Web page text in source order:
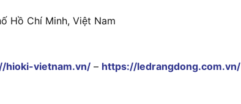
Hồ Chí Minh, Việt Nam
hioki-vietnam.vn/ – https://ledrangdong.com.vn/